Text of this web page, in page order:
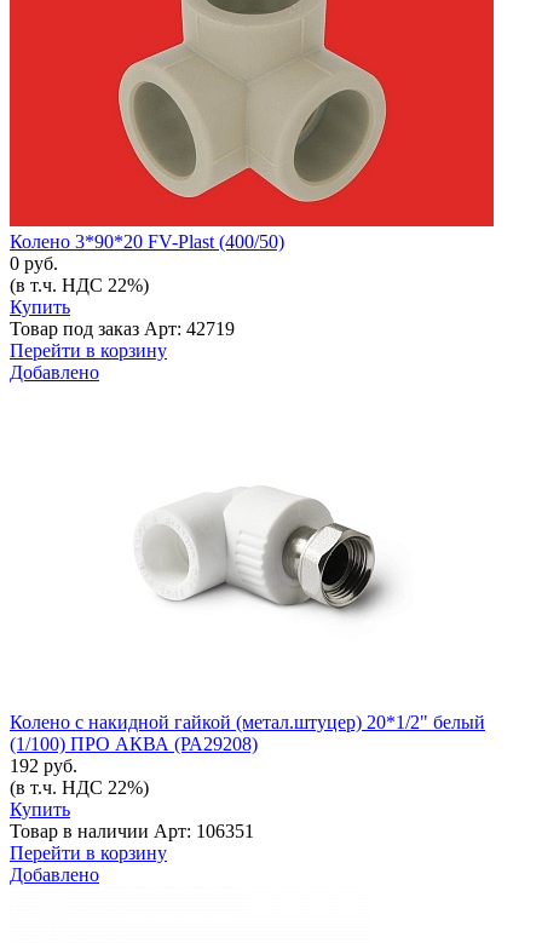
Колено 3*90*20 FV-Plast (400/50)
0 руб.
(в т.ч. НДС 22%)
Купить
Товар под заказ Арт: 42719
Перейти в корзину
Добавлено
Колено с накидной гайкой (метал.штуцер) 20*1/2" белый
(1/100) ПРО АКВА (РА29208)
192 руб.
(в т.ч. НДС 22%)
Купить
Товар в наличии Арт: 106351
Перейти в корзину
Добавлено